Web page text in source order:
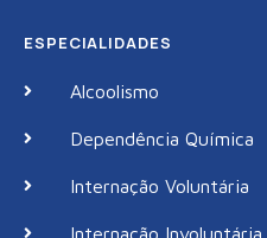
ESPECIALIDADES
Alcoolismo
Dependência Química
Internação Voluntária
Internação Involuntária